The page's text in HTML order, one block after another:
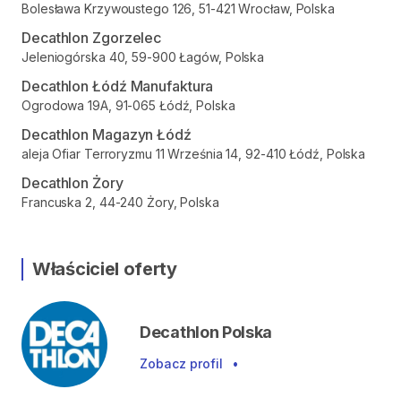
Bolesława Krzywoustego 126, 51-421 Wrocław, Polska
Decathlon Zgorzelec
Jeleniogórska 40, 59-900 Łagów, Polska
Decathlon Łódź Manufaktura
Ogrodowa 19A, 91-065 Łódź, Polska
Decathlon Magazyn Łódź
aleja Ofiar Terroryzmu 11 Września 14, 92-410 Łódź, Polska
Decathlon Żory
Francuska 2, 44-240 Żory, Polska
Właściciel oferty
Decathlon Polska
Zobacz profil •